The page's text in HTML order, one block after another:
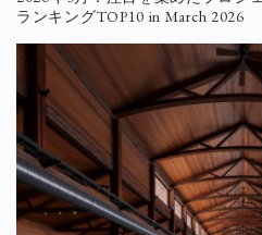
ランキングTOP10 in March 2026